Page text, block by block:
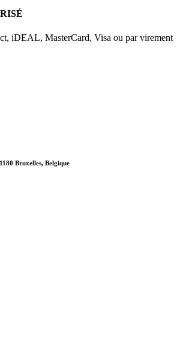
iDEAL, MasterCard, Visa ou par virement
Bruxelles, Belgique